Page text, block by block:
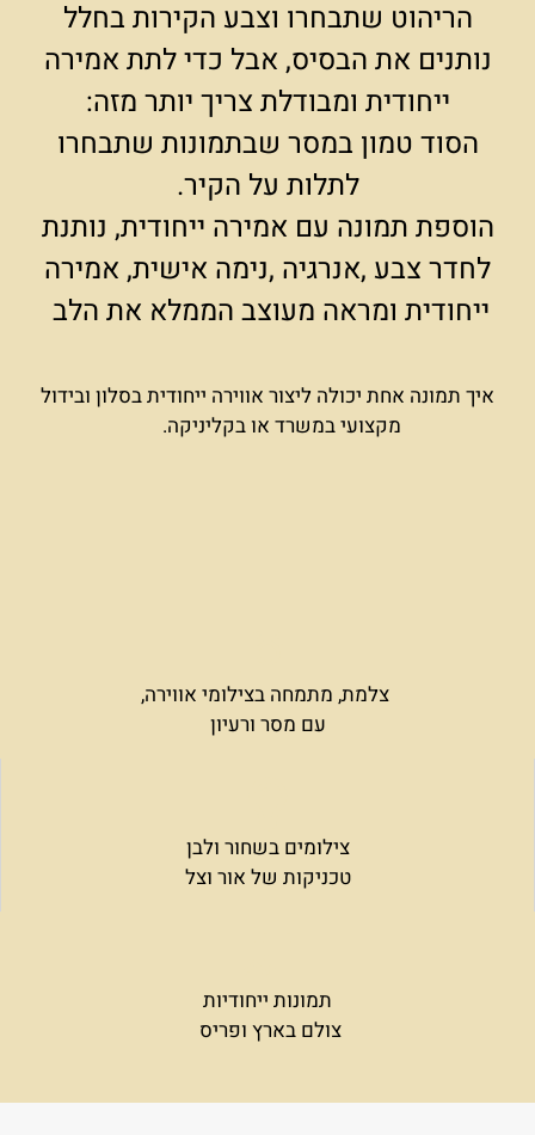
הריהוט שתבחרו וצבע הקירות בחלל
נותנים את הבסיס, אבל כדי לתת אמירה
ייחודית ומבודלת צריך יותר מזה:
הסוד טמון במסר שבתמונות שתבחרו
לתלות על הקיר.
הוספת תמונה עם אמירה ייחודית, נותנת
לחדר צבע ,אנרגיה ,נימה אישית, אמירה
ייחודית ומראה מעוצב הממלא את הלב
איך תמונה אחת יכולה ליצור אווירה ייחודית בסלון ובידול
מקצועי במשרד או בקליניקה.
צלמת, מתמחה בצילומי אווירה,
עם מסר ורעיון
צילומים בשחור ולבן
טכניקות של אור וצל
תמונות ייחודיות
צולם בארץ ופריס